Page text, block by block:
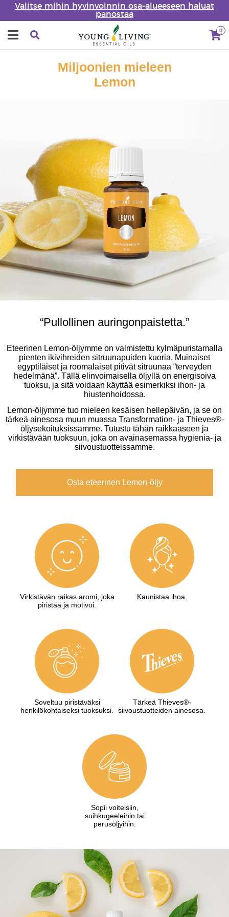
Valitse mihin hyvinvoinnin osa-alueeseen haluat
panostaa
0
Miljoonien mieleen
Lemon
“Pullollinen auringonpaistetta.”
Eteerinen Lemon-öljymme on valmistettu kylmäpuristamalla
pienten ikivihreiden sitruunapuiden kuoria. Muinaiset
egyptiläiset ja roomalaiset pitivät sitruunaa “terveyden
hedelmänä”. Tällä elinvoimaisella öljyllä on energisoiva
tuoksu, ja sitä voidaan käyttää esimerkiksi ihon- ja
hiustenhoidossa. ​
Lemon-öljymme tuo mieleen kesäisen hellepäivän, ja se on
tärkeä ainesosa muun muassa Transformation- ja Thieves®-
öljysekoituksissamme. Tutustu tähän raikkaaseen ja
virkistävään tuoksuun, joka on avainasemassa hygienia- ja
siivoustuotteissamme.
Osta eteerinen Lemon-öljy
Virkistävän raikas aromi, joka
piristää ja motivoi.
Kaunistaa ihoa.
Soveltuu piristäväksi
henkilökohtaiseksi tuoksuksi.
Tärkeä Thieves®-
siivoustuotteiden ainesosa.
Sopii voiteisiin,
suihkugeeleihin tai
perusöljyihin.